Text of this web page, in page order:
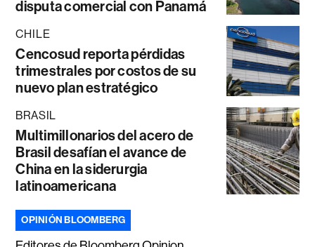
disputa comercial con Panamá
CHILE
Cencosud reporta pérdidas
trimestrales por costos de su
nuevo plan estratégico
BRASIL
Multimillonarios del acero de
Brasil desafían el avance de
China en la siderurgia
latinoamericana
OPINIÓN BLOOMBERG